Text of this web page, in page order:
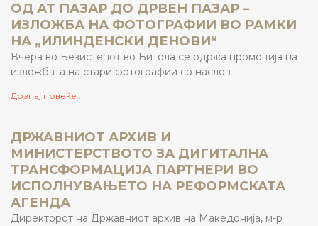
ОД АТ ПАЗАР ДО ДРВЕН ПАЗАР –
ИЗЛОЖБА НА ФОТОГРАФИИ ВО РАМКИ
НА „ИЛИНДЕНСКИ ДЕНОВИ“
Вчера во Безистенот во Битола се одржа промоција на
изложбата на стари фотографии со наслов
Дознај повеќе...
ДРЖАВНИОТ АРХИВ И
МИНИСТЕРСТВОТО ЗА ДИГИТАЛНА
ТРАНСФОРМАЦИЈА ПАРТНЕРИ ВО
ИСПОЛНУВАЊЕТО НА РЕФОРМСКАТА
АГЕНДА
Директорот на Државниот архив на Македонија, м-р